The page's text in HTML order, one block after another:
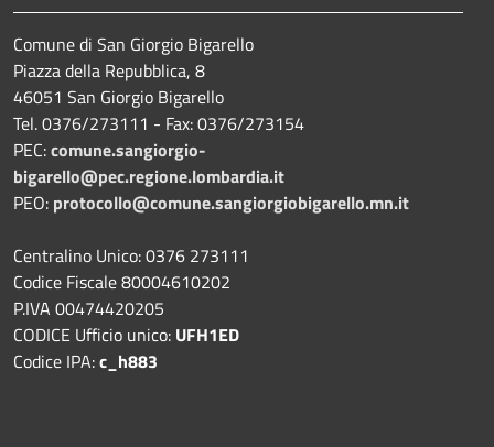
Comune di San Giorgio Bigarello
Piazza della Repubblica, 8
46051 San Giorgio Bigarello
Tel. 0376/273111 - Fax: 0376/273154
PEC:comune.sangiorgio-
bigarello@pec.regione.lombardia.it
PEO: protocollo@comune.sangiorgiobigarello.mn.it
Centralino Unico: 0376 273111
Codice Fiscale 80004610202
P.IVA 00474420205
CODICE Ufficio unico: UFH1ED
Codice IPA:c_h883